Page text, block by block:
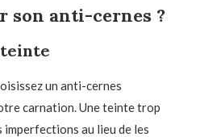
son anti-cernes ?
un anti-cernes
carnation. Une teinte trop
imperfections au lieu de les